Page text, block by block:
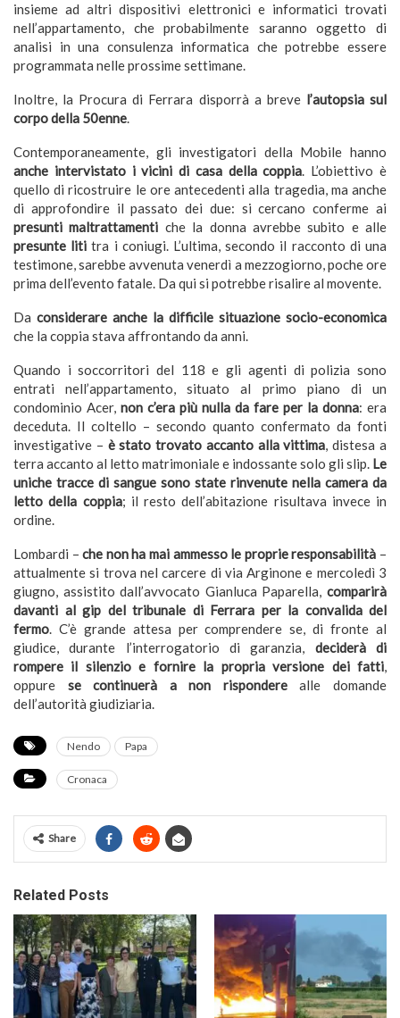
insieme ad altri dispositivi elettronici e informatici trovati
nell’appartamento, che probabilmente saranno oggetto di
analisi in una consulenza informatica che potrebbe essere
programmata nelle prossime settimane.
Inoltre, la Procura di Ferrara disporrà a breve l’autopsia sul
corpo della 50enne.
Contemporaneamente, gli investigatori della Mobile hanno
anche intervistato i vicini di casa della coppia. L’obiettivo è
quello di ricostruire le ore antecedenti alla tragedia, ma anche
di approfondire il passato dei due: si cercano conferme ai
presunti maltrattamenti che la donna avrebbe subito e alle
presunte liti tra i coniugi. L’ultima, secondo il racconto di una
testimone, sarebbe avvenuta venerdì a mezzogiorno, poche ore
prima dell’evento fatale. Da qui si potrebbe risalire al movente.
Da considerare anche la difficile situazione socio-economica
che la coppia stava affrontando da anni.
Quando i soccorritori del 118 e gli agenti di polizia sono
entrati nell’appartamento, situato al primo piano di un
condominio Acer, non c’era più nulla da fare per la donna: era
deceduta. Il coltello – secondo quanto confermato da fonti
investigative – è stato trovato accanto alla vittima, distesa a
terra accanto al letto matrimoniale e indossante solo gli slip. Le
uniche tracce di sangue sono state rinvenute nella camera da
letto della coppia; il resto dell’abitazione risultava invece in
ordine.
Lombardi –che non ha mai ammesso le proprie responsabilità –
attualmente si trova nel carcere di via Arginone e mercoledì 3
giugno, assistito dall’avvocato Gianluca Paparella, comparirà
davanti al gip del tribunale di Ferrara per la convalida del
fermo. C’è grande attesa per comprendere se, di fronte al
giudice, durante l’interrogatorio di garanzia, deciderà di
rompere il silenzio e fornire la propria versione dei fatti,
oppure se continuerà a non risponderealle domande
dell’autorità giudiziaria.
Nendo Papa
Cronaca
Share
Related Posts